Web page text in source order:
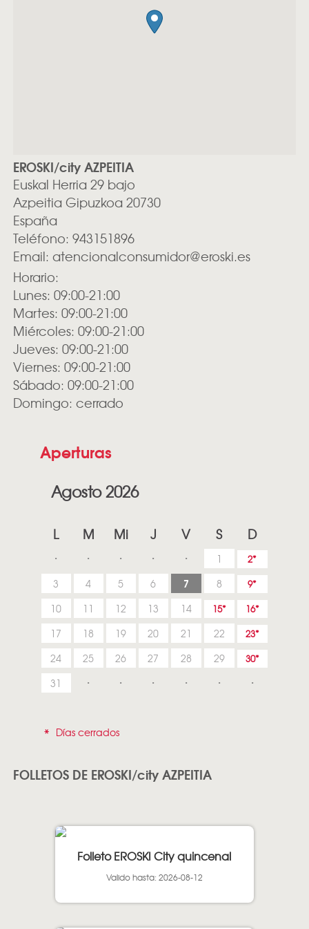
EROSKI/city AZPEITIA
Euskal Herria 29 bajo
Azpeitia Gipuzkoa 20730
España
Teléfono: 943151896
Email: atencionalconsumidor@eroski.es
Horario:
Lunes: 09:00-21:00
Martes: 09:00-21:00
Miércoles: 09:00-21:00
Jueves: 09:00-21:00
Viernes: 09:00-21:00
Sábado: 09:00-21:00
Domingo: cerrado
Aperturas
Agosto 2026
L M Mi J V S D
1 2
3 4 5 6 7 8 9
10 11 12 13 14 15 16
17 18 19 20 21 22 23
24 25 26 27 28 29 30
31
* Días cerrados
FOLLETOS DE EROSKI/city AZPEITIA
Folleto EROSKI City quincenal
Valido hasta: 2026-08-12